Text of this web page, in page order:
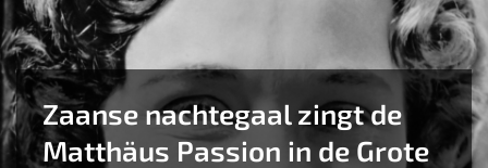
Zaanse nachtegaal zingt de
Matthäus Passion in de Grote